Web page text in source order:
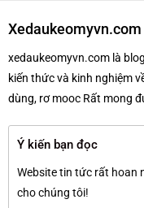
Xedaukeomyvn.com
xedaukeomyvn.com là
kiến thức và kinh nghiệm
dùng, rơ mooc Rất mong
Ý kiến bạn đọc
Website tin tức rất hoan
cho chúng tôi!